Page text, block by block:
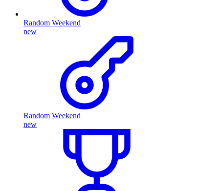
Random Weekend
new
Random Weekend
new